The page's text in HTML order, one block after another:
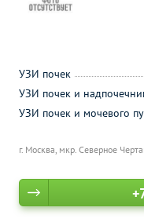
г. Москва, мкр. Северное
УЗИ почек
УЗИ почек и
УЗИ почек и мочевого